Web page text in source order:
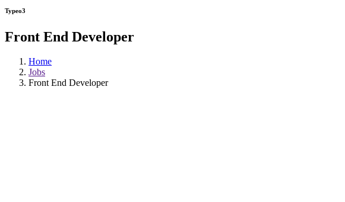
Typeo3
Front End Developer
Home
Jobs
Front End Developer